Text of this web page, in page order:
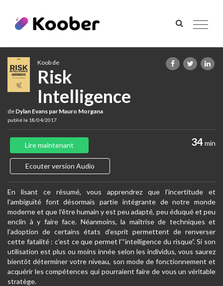
Toggle
Koob de
Risk
Intelligence
de Dylan Evans par Mauro Morgana
publié le 18/04/2017
34 min
Lire maintenant
Ecouter version Audio
En lisant ce résumé, vous apprendrez que l’incertitude et
l'ambiguïté font désormais partie intégrante de notre monde
moderne et que l’être humain y est peu adapté, peu éduqué et peu
enclin à y faire face. Néanmoins, la maîtrise de techniques et
l’adoption de certains états d’esprit permettent de renverser
cette fatalité : c’est ce que permet l’“intelligence du risque”. Si son
utilisation est plus ou moins innée selon les individus, vous saurez
bientôt déterminer votre niveau, son mode de fonctionnement et
acquérir les compétences qui pourraient faire de vous un véritable
stratège.